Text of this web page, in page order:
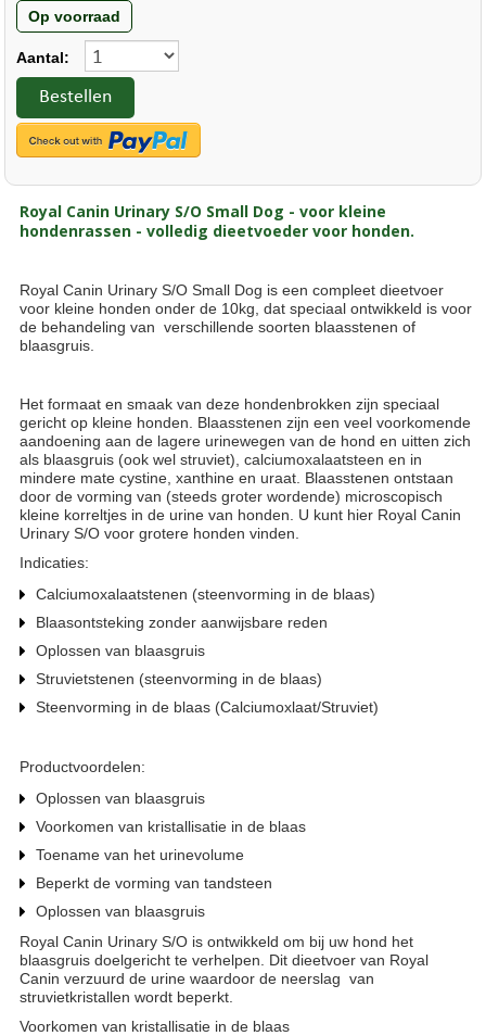
Op voorraad
Aantal:
Bestellen
Royal Canin Urinary S/O Small Dog - voor kleine
hondenrassen - volledig dieetvoeder voor honden.
Royal Canin Urinary S/O Small Dog is een compleet dieetvoer
voor kleine honden onder de 10kg, dat speciaal ontwikkeld is voor
de behandeling van verschillende soorten blaasstenen of
blaasgruis.
Het formaat en smaak van deze hondenbrokken zijn speciaal
gericht op kleine honden. Blaasstenen zijn een veel voorkomende
aandoening aan de lagere urinewegen van de hond en uitten zich
als blaasgruis (ook wel struviet), calciumoxalaatsteen en in
mindere mate cystine, xanthine en uraat. Blaasstenen ontstaan
door de vorming van (steeds groter wordende) microscopisch
kleine korreltjes in de urine van honden. U kunt hier Royal Canin
Urinary S/O voor grotere honden vinden.
Indicaties:
Calciumoxalaatstenen (steenvorming in de blaas)
Blaasontsteking zonder aanwijsbare reden
Oplossen van blaasgruis
Struvietstenen (steenvorming in de blaas)
Steenvorming in de blaas (Calciumoxlaat/Struviet)
Productvoordelen:
Oplossen van blaasgruis
Voorkomen van kristallisatie in de blaas
Toename van het urinevolume
Beperkt de vorming van tandsteen
Oplossen van blaasgruis
Royal Canin Urinary S/O is ontwikkeld om bij uw hond het
blaasgruis doelgericht te verhelpen. Dit dieetvoer van Royal
Canin verzuurd de urine waardoor de neerslag van
struvietkristallen wordt beperkt.
Voorkomen van kristallisatie in de blaas